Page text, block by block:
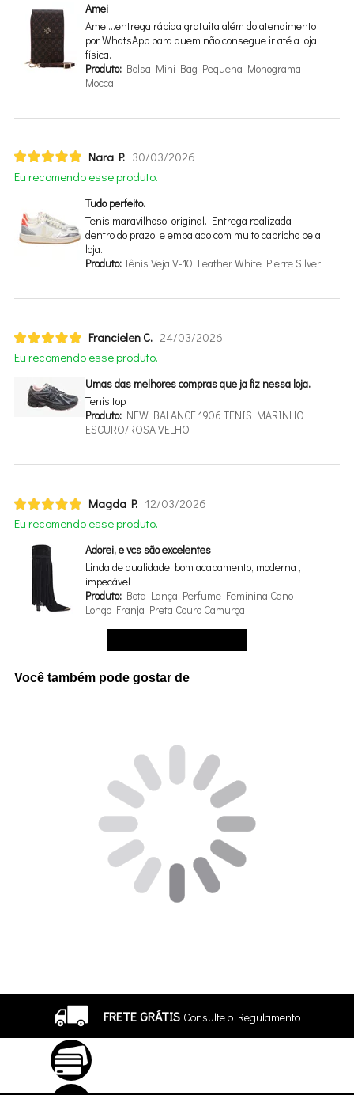
Amei
Amei…entrega rápida,gratuita além do atendimento
por WhatsApp para quem não consegue ir até a loja
física.
Produto:Bolsa Mini Bag Pequena Monograma
Mocca
Nara P. 30/03/2026
Eu recomendo esse produto.
Tudo perfeito.
Tenis maravilhoso, original. Entrega realizada
dentro do prazo, e embalado com muito capricho pela
loja.
Produto:Tênis Veja V-10 Leather White Pierre Silver
Francielen C. 24/03/2026
Eu recomendo esse produto.
Umas das melhores compras que ja fiz nessa loja.
Tenis top
Produto:NEW BALANCE 1906 TENIS MARINHO
ESCURO/ROSA VELHO
Magda P. 12/03/2026
Eu recomendo esse produto.
Adorei, e vcs são excelentes
Linda de qualidade, bom acabamento, moderna ,
impecável
Produto:Bota Lança Perfume Feminina Cano
Longo Franja Preta Couro Camurça
Você também pode gostar de
FRETE GRÁTIS Consulte o Regulamento